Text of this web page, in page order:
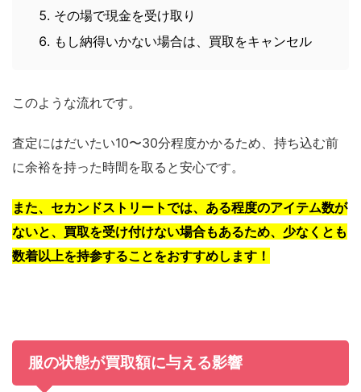
その場で現金を受け取り
もし納得いかない場合は、買取をキャンセル
このような流れです。
査定にはだいたい10〜30分程度かかるため、持ち込む前
に余裕を持った時間を取ると安心です。
また、セカンドストリートでは、ある程度のアイテム数が
ないと、買取を受け付けない場合もあるため、少なくとも
数着以上を持参することをおすすめします！
服の状態が買取額に与える影響